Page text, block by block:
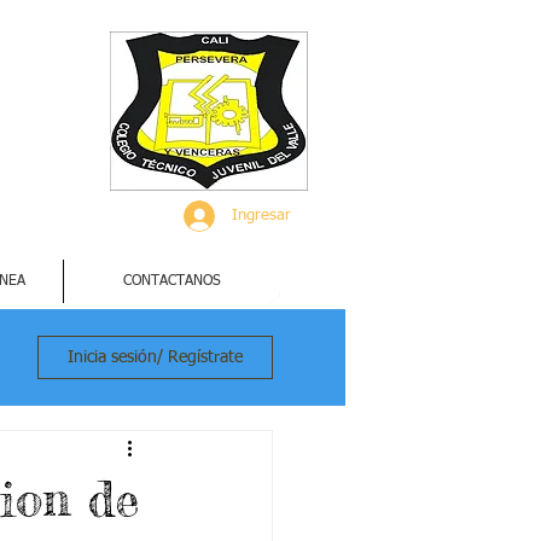
Ingresar
CONTACTANOS
Inicia sesión/ Regístrate
de